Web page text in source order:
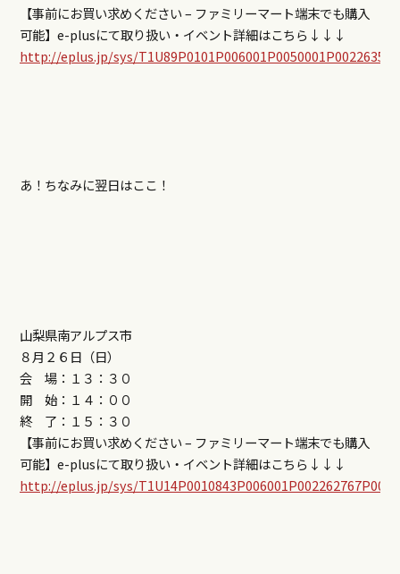
【事前にお買い求めください – ファミリーマート端末でも購入
可能】e-plusにて取り扱い・イベント詳細はこちら↓↓↓
http://eplus.jp/sys/
あ！ちなみに翌日はここ！
山梨県南アルプス市
８月２６日（日）
会 場：１３：３０
開 始：１４：００
終 了：１５：３０
【事前にお買い求めください – ファミリーマート端末でも購入
可能】e-plusにて取り扱い・イベント詳細はこちら↓↓↓
http://eplus.jp/sys/